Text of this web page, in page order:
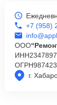
г.
+7 (958)
ООО
ИНН
ОГРН